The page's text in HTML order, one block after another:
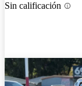
Sin calificación